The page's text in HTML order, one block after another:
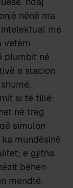
nënë ma
me
vetëm
plumbit në
e stacion
si të tillë:
në treg
simulon
mundësinë
e gjitha
bëhen
mendtë.